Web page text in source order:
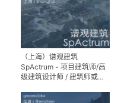
（上海）谱观建筑
SpActrum - 项目建筑师/高
级建筑设计师 / 建筑师或助
媒体助理 / 实习生（建筑设